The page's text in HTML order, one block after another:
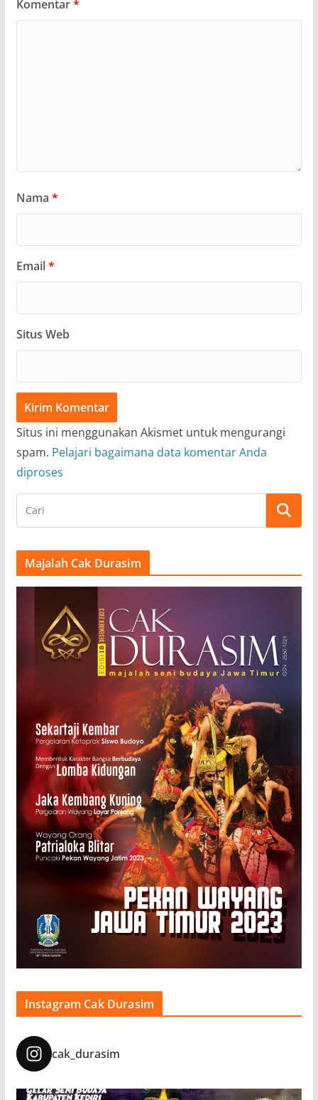
Komentar*
Nama *
Email*
Situs Web
Situs ini menggunakan Akismet untuk mengurangi
spam. Pelajari bagaimana data komentar Anda
diproses
Majalah Cak Durasim
Instagram Cak Durasim
cak_durasim